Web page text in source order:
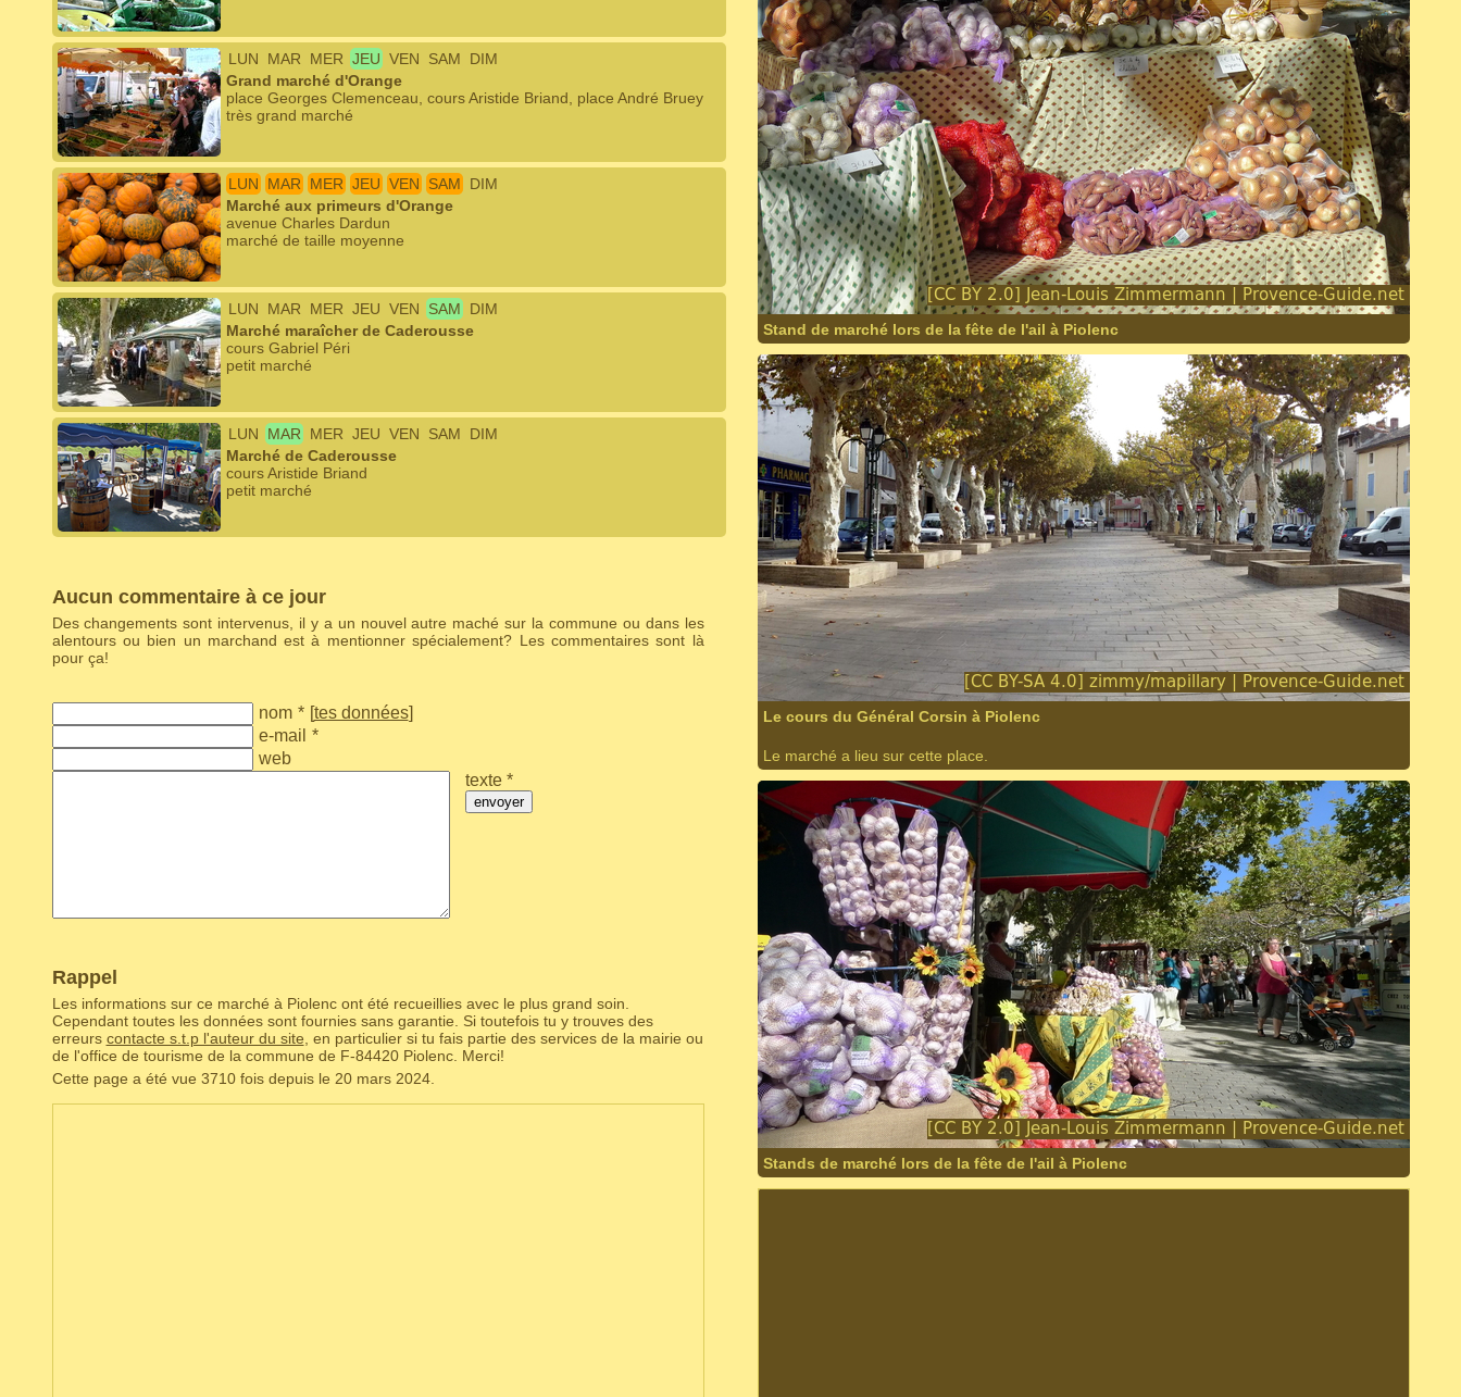
LUN MAR MER JEU VEN SAM
DIM
Grand marché d'Orange
place Georges Clemenceau, cours Aristide Briand, place André Bruey
très grand marché
LUN MAR MER JEU VEN SAM
DIM
Marché aux primeurs d'Orange
avenue Charles Dardun
marché de taille moyenne
LUN MAR MER JEU VEN SAM
DIM
Marché maraîcher de Caderousse
cours Gabriel Péri
petit marché
LUN MAR MER JEU VEN SAM
DIM
Marché de Caderousse
cours Aristide Briand
petit marché
Aucun commentaire à ce jour
Des changements sont intervenus, il y a un nouvel autre maché sur la commune ou dans les
alentours ou bien un marchand est à mentionner spécialement? Les commentaires sont là
pour ça!
nom * [tes données]
e-mail *
web
texte *
envoyer
Rappel
Les informations sur ce marché à Piolenc ont été recueillies avec le plus grand soin.
Cependant toutes les données sont fournies sans garantie. Si toutefois tu y trouves des
erreurs contacte s.t.p l'auteur du site , en particulier si tu fais partie des services de la mairie ou
de l'office de tourisme de la commune de F‑84420 Piolenc. Merci!
Cette page a été vue 3710 fois depuis le 20 mars 2024.
Stand de marché lors de la fête de l'ail à Piolenc
Le cours du Général Corsin à Piolenc
Le marché a lieu sur cette place.
Stands de marché lors de la fête de l'ail à Piolenc